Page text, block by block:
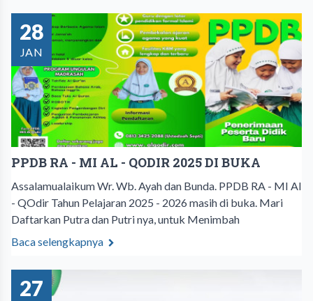
28
JAN
PPDB RA - MI AL - QODIR 2025 DI BUKA
Assalamualaikum Wr. Wb. Ayah dan Bunda. PPDB RA - MI Al
- QOdir Tahun Pelajaran 2025 - 2026 masih di buka. Mari
Daftarkan Putra dan Putri nya, untuk Menimbah
Baca selengkapnya
27